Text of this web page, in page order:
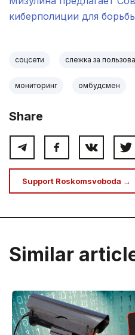
киберполиции для
соцсети слежка за
мониторинг омбудсмен
Share
Support Roskomsvoboda →
Similar